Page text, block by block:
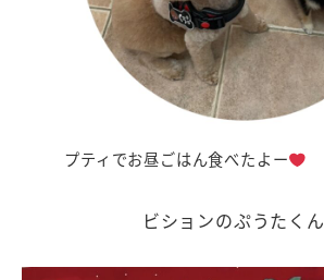
プティでお昼ごはん食べたよー
ビションのぷうたくん